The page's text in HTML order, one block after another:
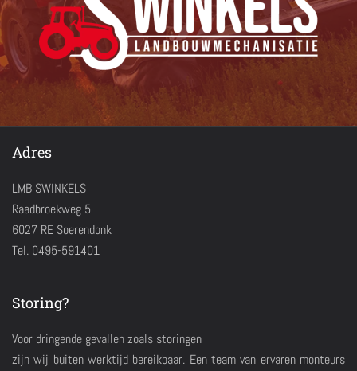
Adres
LMB SWINKELS
Raadbroekweg 5
6027 RE Soerendonk
Tel. 0495-591401
Storing?
Voor dringende gevallen zoals storingen
zijn wij buiten werktijd bereikbaar. Een team van ervaren monteurs